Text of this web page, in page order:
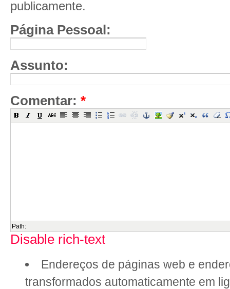
publicamente.
Página Pessoal:
Assunto:
Comentar: *
Path:
Disable rich-text
Endereços de páginas web e
transformados automaticamente em